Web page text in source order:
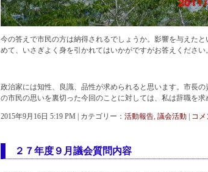
今の答えで市民の方は納得されるでしょうか。影響を与えた
めて、いさぎよく身を引かれてはいかがですがお答えください。
政治家には知性、良識、品性が求められると思います。市長の
の市民の思いを裏切った今回のことに対しては、私は辞職を求
2015年9月16日 5:19 PM | カテゴリー： 活動報告, 議会活動 コメ
２７年度９月議会質問内容